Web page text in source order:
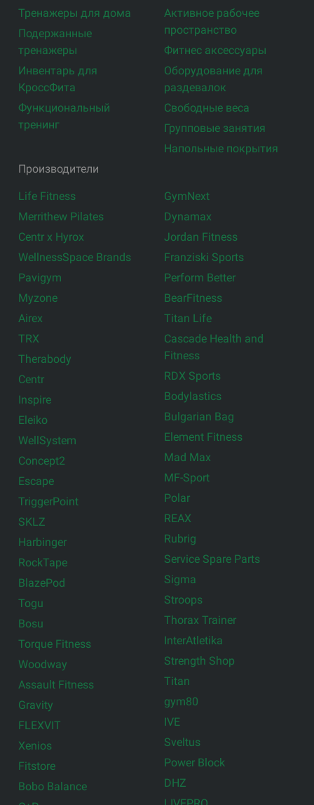
Тренажеры для дома
Подержанные
тренажеры
Инвентарь для
КроссФита
Функциональный
тренинг
Активное рабочее
пространство
Фитнес аксессуары
Оборудование для
раздевалок
Свободные веса
Групповые занятия
Напольные покрытия
Производители
Life Fitness
Merrithew Pilates
Centr x Hyrox
WellnessSpace Brands
Pavigym
Myzone
Airex
TRX
Therabody
Centr
Inspire
Eleiko
WellSystem
Concept2
Escape
TriggerPoint
SKLZ
Harbinger
RockTape
BlazePod
Togu
Bosu
Torque Fitness
Woodway
Assault Fitness
Gravity
FLEXVIT
Xenios
Fitstore
Bobo Balance
GymNext
Dynamax
Jordan Fitness
Franziski Sports
Perform Better
BearFitness
Titan Life
Cascade Health and
Fitness
RDX Sports
Bodylastics
Bulgarian Bag
Element Fitness
Mad Max
MF-Sport
Polar
REAX
Rubrig
Service Spare Parts
Sigma
Stroops
Thorax Trainer
InterAtletika
Strength Shop
Titan
gym80
IVE
Sveltus
Power Block
DHZ